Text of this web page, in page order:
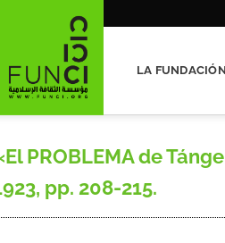
LA FUNDACIÓN
PROBLEMA de
pp. 208-215.